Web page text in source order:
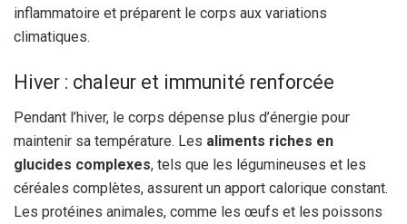
inflammatoire et préparent le corps aux variations
climatiques.
Hiver : chaleur et immunité renforcée
Pendant l’hiver, le corps dépense plus d’énergie pour
maintenir sa température. Les aliments riches en
glucides complexes, tels que les légumineuses et les
céréales complètes, assurent un apport calorique constant.
Les protéines animales, comme les œufs et les poissons